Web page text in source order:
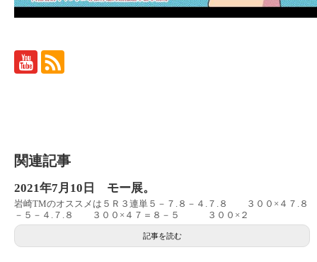
関連記事
2021年7月10日 モー展。
岩崎TMのオススメは５Ｒ３連単５－７.８－４.７.８ ３００×４７.８
－５－４.７.８ ３００×４７＝８－５ ３００×２
記事を読む